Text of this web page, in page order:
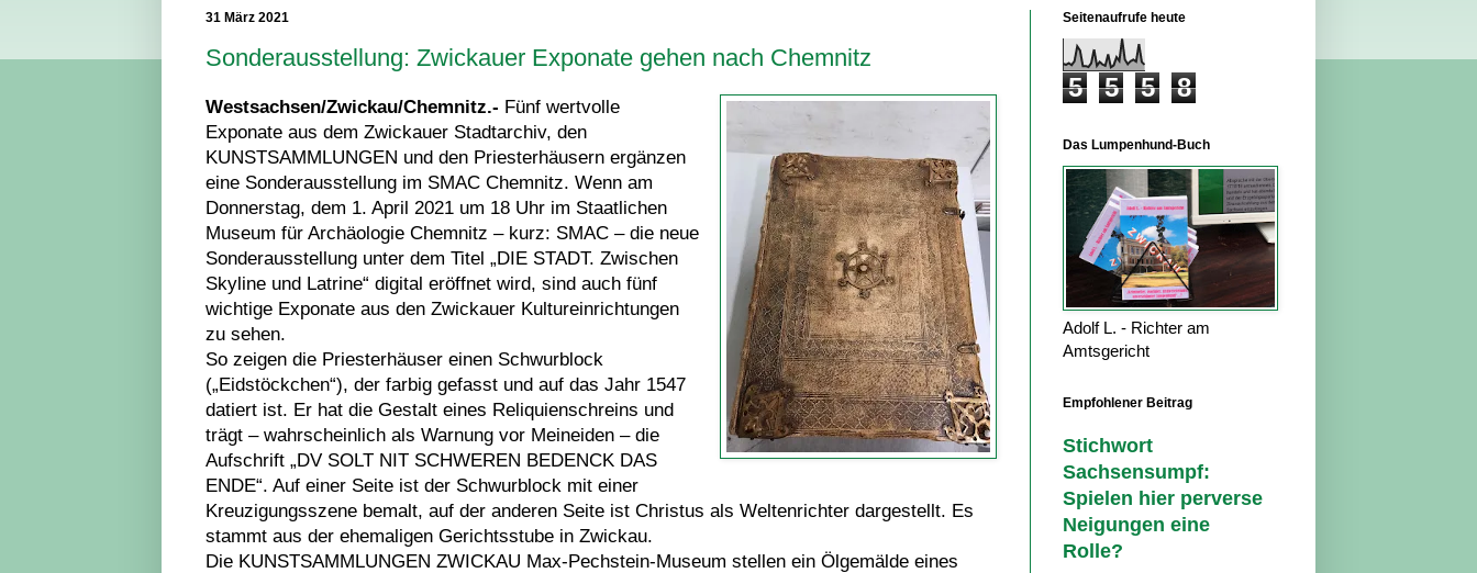
31 März 2021
Sonderausstellung: Zwickauer Exponate gehen nach Chemnitz
Westsachsen/Zwickau/Chemnitz.- Fünf wertvolle
Exponate aus dem Zwickauer Stadtarchiv, den
KUNSTSAMMLUNGEN und den Priesterhäusern ergänzen
eine Sonderausstellung im SMAC Chemnitz. Wenn am
Donnerstag, dem 1. April 2021 um 18 Uhr im Staatlichen
Museum für Archäologie Chemnitz – kurz: SMAC – die neue
Sonderausstellung unter dem Titel „DIE STADT. Zwischen
Skyline und Latrine“ digital eröffnet wird, sind auch fünf
wichtige Exponate aus den Zwickauer Kultureinrichtungen
zu sehen.
So zeigen die Priesterhäuser einen Schwurblock
(„Eidstöckchen“), der farbig gefasst und auf das Jahr 1547
datiert ist. Er hat die Gestalt eines Reliquienschreins und
trägt – wahrscheinlich als Warnung vor Meineiden – die
Aufschrift „DV SOLT NIT SCHWEREN BEDENCK DAS
ENDE“. Auf einer Seite ist der Schwurblock mit einer
Kreuzigungsszene bemalt, auf der anderen Seite ist Christus als Weltenrichter dargestellt. Es
stammt aus der ehemaligen Gerichtsstube in Zwickau.
Die KUNSTSAMMLUNGEN ZWICKAU Max-Pechstein-Museum stellen ein Ölgemälde eines
Seitenaufrufe heute
5 5 5 8
Das Lumpenhund-Buch
Adolf L. - Richter am
Amtsgericht
Empfohlener Beitrag
Stichwort
Sachsensumpf:
Spielen hier perverse
Neigungen eine
Rolle?